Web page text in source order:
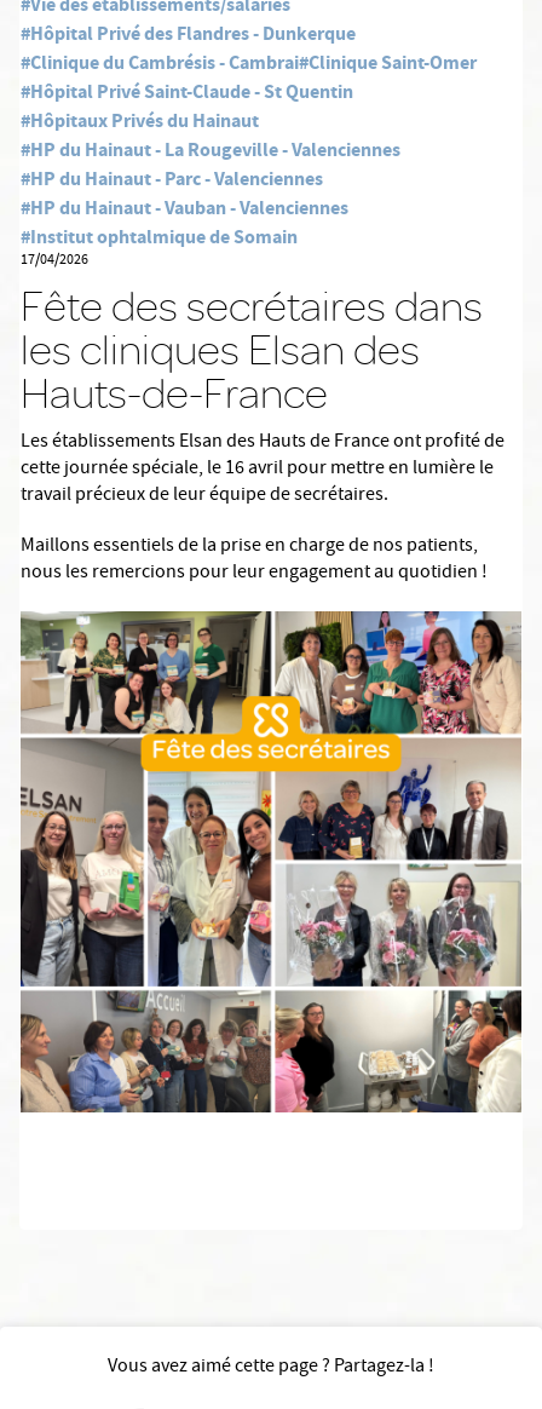
#Hôpital Privé des Flandres - Dunkerque
#Clinique du Cambrésis - Cambrai#Clinique Saint-Omer
#Hôpital Privé Saint-Claude - St Quentin
#Hôpitaux Privés du Hainaut
#HP du Hainaut - La Rougeville - Valenciennes
#HP du Hainaut - Parc - Valenciennes
#HP du Hainaut - Vauban - Valenciennes
#Institut ophtalmique de Somain
17/04/2026
Fête des secrétaires dans
les cliniques Elsan des
Hauts-de-France
Les établissements Elsan des Hauts de France ont profité de
cette journée spéciale, le 16 avril pour mettre en lumière le
travail précieux de leur équipe de secrétaires.
Maillons essentiels de la prise en charge de nos patients,
nous les remercions pour leur engagement au quotidien !
Vous avez aimé cette page ? Partagez-la !